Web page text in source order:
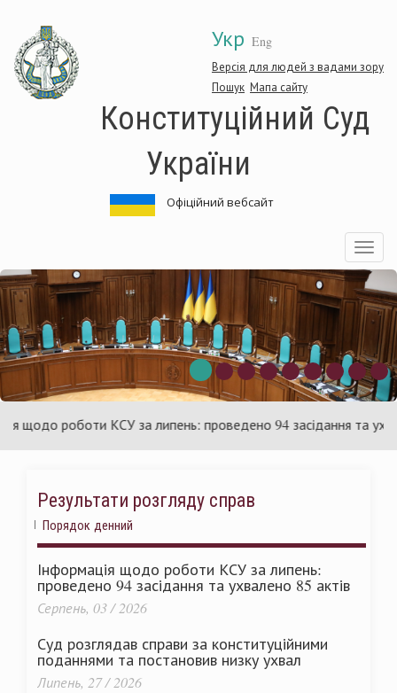
основного
матеріалу
Укр Eng
Версія для людей з вадами зору
Пошук Мапа сайту
Конституційний Суд
України
Офіційний вебсайт
Toggle
роботи КСУ за липень: проведено 94 засідання та
Результати розгляду справ
Порядок денний
Інформація щодо роботи КСУ за липень:
проведено 94 засідання та ухвалено 85 актів
Серпень, 03 / 2026
Суд розглядав справи за конституційними
поданнями та постановив низку ухвал
Липень, 27 / 2026